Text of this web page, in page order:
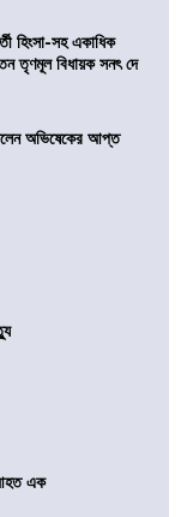
হিংসা-সহ একাধিক
তৃণমূল বিধায়ক সনৎ দে
অভিষেকের আপ্ত
আহত এক